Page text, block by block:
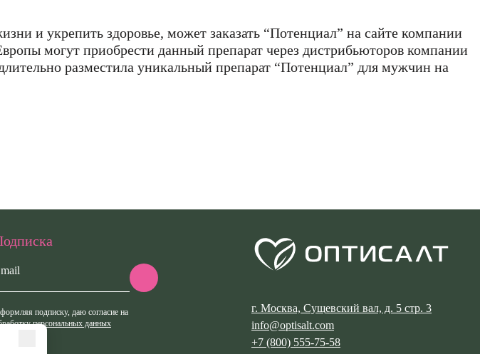
и укрепить здоровье, может заказать “Потенциал” на сайте компании
могут приобрести данный препарат через дистрибьюторов компании
разместила уникальный препарат “Потенциал” для мужчин на
г. Москва, Сущевский вал, д. 5 стр. 3
info@optisalt.com
+7 (800) 555-75-58
подписку, даю согласие на
персональных данных